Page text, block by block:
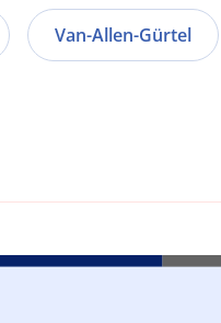
Van-Allen-Gürtel